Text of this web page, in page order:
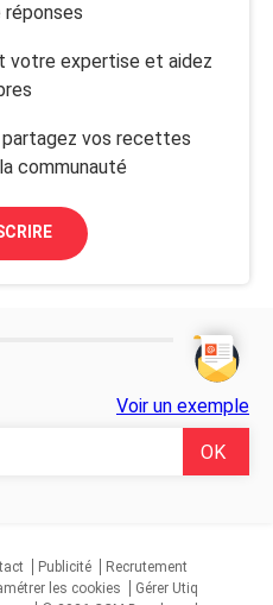
votre expertise et aidez
vos recettes
communauté
Voir un exemple
Publicité
Recrutement
les cookies
Gérer Utiq